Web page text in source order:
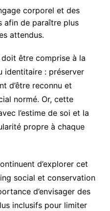
corporel et des
afin de paraître plus
attendus.
doit être comprise à la
identitaire : préserver
d’être reconnu et
normé. Or, cette
l’estime de soi et la
propre à chaque
d’explorer cet
social et conservation
d’envisager des
inclusifs pour limiter